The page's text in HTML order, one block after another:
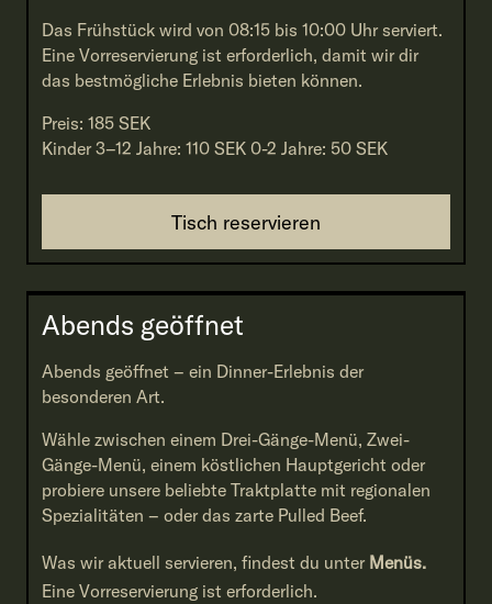
Das Frühstück wird von 08:15 bis 10:00 Uhr serviert.
Eine Vorreservierung ist erforderlich, damit wir dir
das bestmögliche Erlebnis bieten können.
Preis: 185 SEK
Kinder 3–12 Jahre: 110 SEK 0-2 Jahre: 50 SEK
Tisch reservieren
Abends geöffnet
Abends geöffnet – ein Dinner-Erlebnis der
besonderen Art.
Wähle zwischen einem Drei-Gänge-Menü, Zwei-
Gänge-Menü, einem köstlichen Hauptgericht oder
probiere unsere beliebte Traktplatte mit regionalen
Spezialitäten – oder das zarte Pulled Beef.
Was wir aktuell servieren, findest du unter Menüs.
Eine Vorreservierung ist erforderlich.